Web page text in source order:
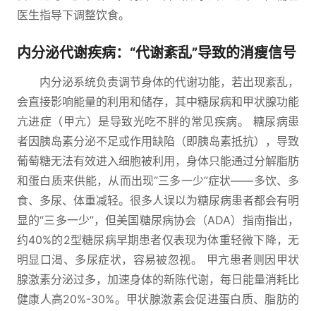
医生指导下调整饮食。
内分泌代谢疾病：“代谢紊乱”导致的消瘦信号
内分泌系统负责调节身体的代谢功能，若出现紊乱，
会直接影响能量的利用和储存，其中糖尿病和甲状腺功能
亢进症（甲亢）是导致光吃不胖的常见疾病。 糖尿病患
者因胰岛素分泌不足或作用缺陷（即胰岛素抵抗），导致
葡萄糖无法有效进入细胞被利用，身体只能通过分解脂肪
和蛋白质来供能，从而出现“三多一少”症状——多饮、多
食、多尿、体重减轻。很多人误以为糖尿病患者都会有明
显的“三多一少”，但美国糖尿病协会（ADA）指南指出，
约40%的2型糖尿病早期患者仅表现为体重轻微下降，无
明显口渴、多尿症状，容易被忽视。 甲亢患者则因甲状
腺激素分泌过多，加速身体的新陈代谢，每日能量消耗比
健康人高20%-30%。甲状腺激素会促进蛋白质、脂肪的